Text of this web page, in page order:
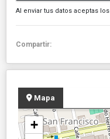
Al enviar tus datos aceptas los
Compartir:
Mapa
+